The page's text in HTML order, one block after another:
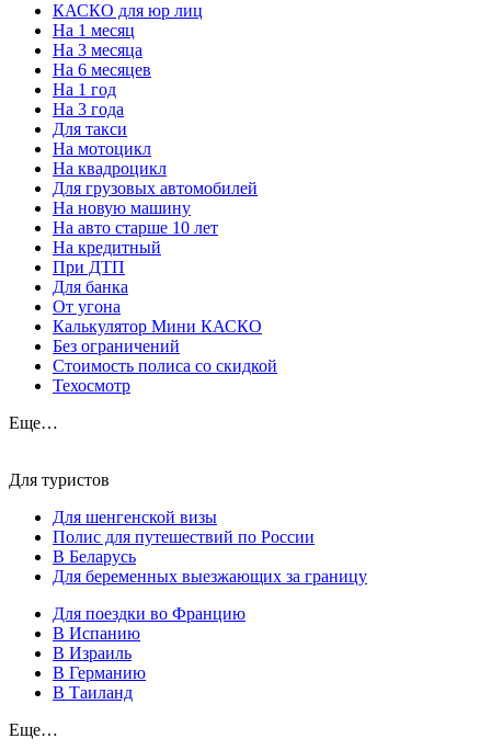
КАСКО для юр лиц
На 1 месяц
На 3 месяца
На 6 месяцев
На 1 год
На 3 года
Для такси
На мотоцикл
На квадроцикл
Для грузовых автомобилей
На новую машину
На авто старше 10 лет
На кредитный
При ДТП
Для банка
От угона
Калькулятор Мини КАСКО
Без ограничений
Стоимость полиса со скидкой
Техосмотр
Еще…
Для туристов
Для шенгенской визы
Полис для путешествий по России
В Беларусь
Для беременных выезжающих за границу
Для поездки во Францию
В Испанию
В Израиль
В Германию
В Таиланд
Еще…